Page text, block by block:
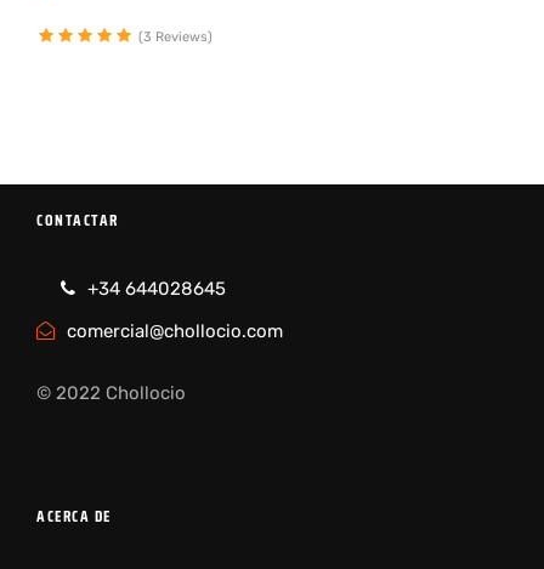
(3 Reviews)
CONTACTAR
+34 644028645
comercial@chollocio.com
© 2022 Chollocio
ACERCA DE